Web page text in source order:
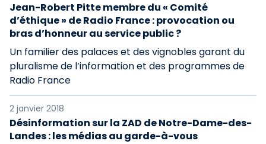
Jean-Robert Pitte membre du « Comité
d’éthique » de Radio France : provocation ou
bras d’honneur au service public ?
Un familier des palaces et des vignobles garant du
pluralisme de l’information et des programmes de
Radio France
2 janvier 2018
Désinformation sur la ZAD de Notre-Dame-des-
Landes : les médias au garde-à-vous